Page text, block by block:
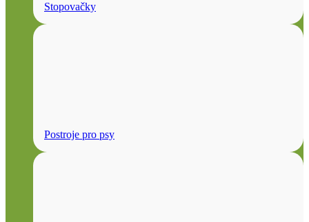
Stopovačky
Postroje pro psy